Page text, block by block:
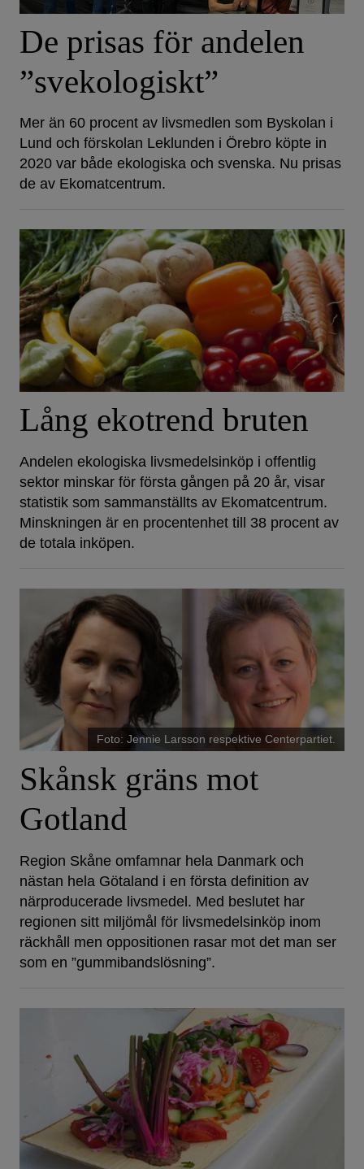
De prisas för andelen
”svekologiskt”
Mer än 60 procent av livsmedlen som Byskolan i
Lund och förskolan Leklunden i Örebro köpte in
2020 var både ekologiska och svenska. Nu prisas
de av Ekomatcentrum.
Lång ekotrend bruten
Andelen ekologiska livsmedelsinköp i offentlig
sektor minskar för första gången på 20 år, visar
statistik som sammanställts av Ekomatcentrum.
Minskningen är en procentenhet till 38 procent av
de totala inköpen.
Foto: Jennie Larsson respektive Centerpartiet.
Skånsk gräns mot
Gotland
Region Skåne omfamnar hela Danmark och
nästan hela Götaland i en första definition av
närproducerade livsmedel. Med beslutet har
regionen sitt miljömål för livsmedelsinköp inom
räckhåll men oppositionen rasar mot det man ser
som en ”gummibandslösning”.